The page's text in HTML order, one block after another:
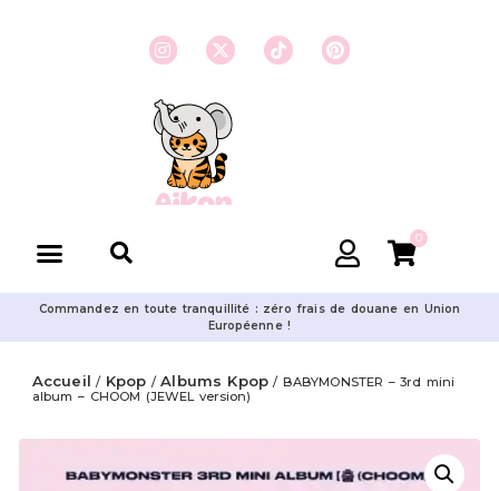
0
Commandez en toute tranquillité : zéro frais de douane en Union
Européenne !
Accueil / Kpop /Albums Kpop/ BABYMONSTER – 3rd mini
album – CHOOM (JEWEL version)